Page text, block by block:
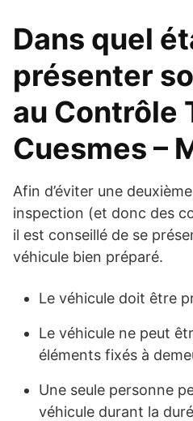
Dans quel
présenter
au Contrôle
Cuesmes –
Afin d’éviter une
inspection (et donc des
il est conseillé de se
véhicule bien préparé.
Le véhicule doit être
Le véhicule ne peut
éléments fixés à
Une seule personne
véhicule durant la